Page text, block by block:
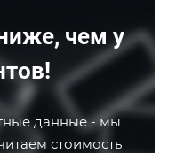
чем у
данные - мы
стоимость